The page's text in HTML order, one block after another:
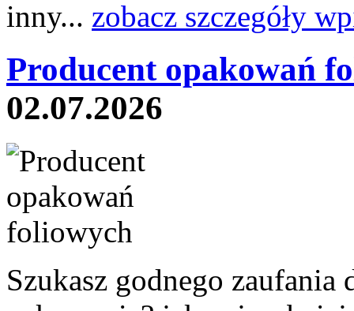
inny... zobacz szczegóły
Producent opakowań
02.07.2026
Szukasz godnego